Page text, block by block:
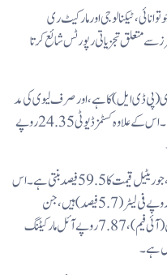
ٹیکنالوجی اور مارکیٹ ری
سے متعلق تجزیاتی رپورٹس شائع کرتا
(پی ڈی ایل) کا ہے، اور صرف لیوی کی مد
میں 117.41 روپے فی لیٹر وصول کیے جا رہے ہیں۔ اس کے علاوہ کسٹمز ڈیوٹی 24.35 روپے
پیٹرول کی اصل لاگت 246.76 روپے فی لیٹر ہے، جو ریٹیل قیمت کا 59.5 فیصد بنتی ہے۔ اس
کے علاوہ مارکیٹنگ اور تقسیم کے اخراجات 23.76 روپے فی لیٹر (5.7 فیصد) ہیں، جن
میں 7.25 روپے ان لینڈ فریٹ ایکوئلائزیشن مارجن (آئی فیم)، 7.87 روپے آئل مارکیٹنگ